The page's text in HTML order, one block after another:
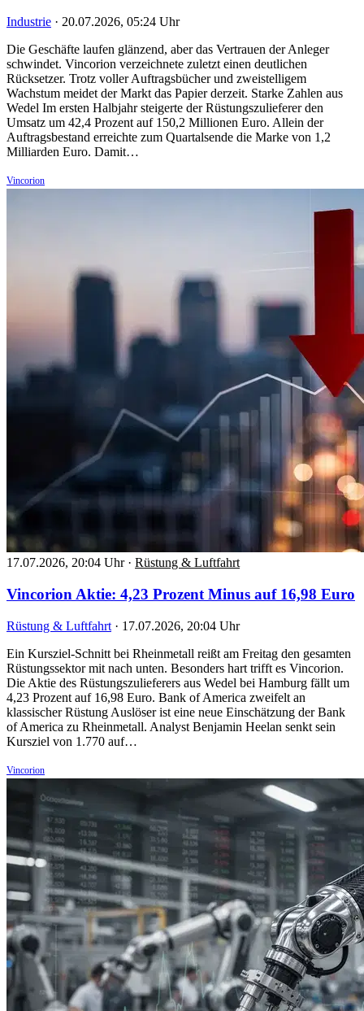
Industrie · 20.07.2026, 05:24 Uhr
Die Geschäfte laufen glänzend, aber das Vertrauen der Anleger
schwindet. Vincorion verzeichnete zuletzt einen deutlichen
Rücksetzer. Trotz voller Auftragsbücher und zweistelligem
Wachstum meidet der Markt das Papier derzeit. Starke Zahlen aus
Wedel Im ersten Halbjahr steigerte der Rüstungszulieferer den
Umsatz um 42,4 Prozent auf 150,2 Millionen Euro. Allein der
Auftragsbestand erreichte zum Quartalsende die Marke von 1,2
Milliarden Euro. Damit…
Vincorion
17.07.2026, 20:04 Uhr · Rüstung & Luftfahrt
Vincorion Aktie: 4,23 Prozent Minus auf 16,98 Euro
Rüstung & Luftfahrt · 17.07.2026, 20:04 Uhr
Ein Kursziel-Schnitt bei Rheinmetall reißt am Freitag den gesamten
Rüstungssektor mit nach unten. Besonders hart trifft es Vincorion.
Die Aktie des Rüstungszulieferers aus Wedel bei Hamburg fällt um
4,23 Prozent auf 16,98 Euro. Bank of America zweifelt an
klassischer Rüstung Auslöser ist eine neue Einschätzung der Bank
of America zu Rheinmetall. Analyst Benjamin Heelan senkt sein
Kursziel von 1.770 auf…
Vincorion